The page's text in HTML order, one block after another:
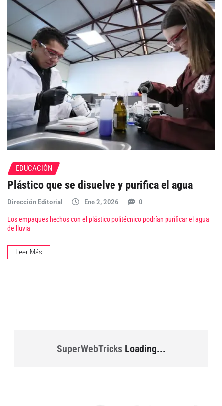
EDUCACIÓN
Plástico que se disuelve y purifica el agua
Dirección Editorial Ene 2, 2026 0
Los empaques hechos con el plástico politécnico podrían purificar el agua
de lluvia
Leer Más
SuperWebTricksLoading...